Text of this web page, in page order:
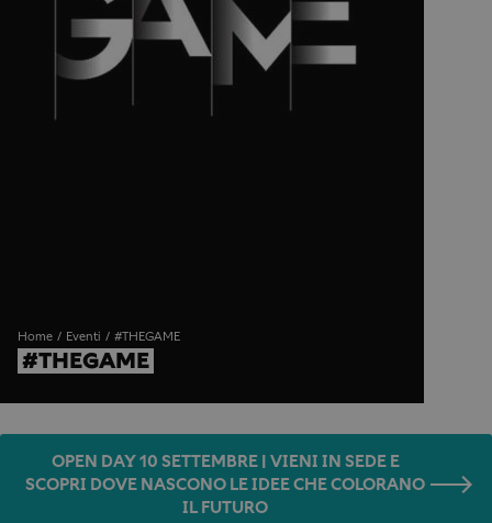
Home Eventi #THEGAME
#THEGAME
OPEN DAY 10 SETTEMBRE | VIENI IN SEDE E
SCOPRI DOVE NASCONO LE IDEE CHE COLORANO
IL FUTURO